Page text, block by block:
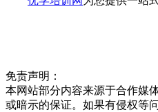
免责声明：
本网站部分内容来源于合作媒
或暗示的保证。如果有侵权等